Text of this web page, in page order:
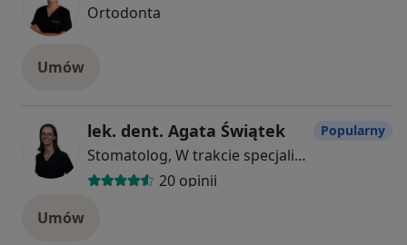
Ortodonta
Umów
lek. dent. Agata Świątek
Stomatolog, W trakcie specjalizacji (Periodontolog)
20 opinii
Popularny
Umów